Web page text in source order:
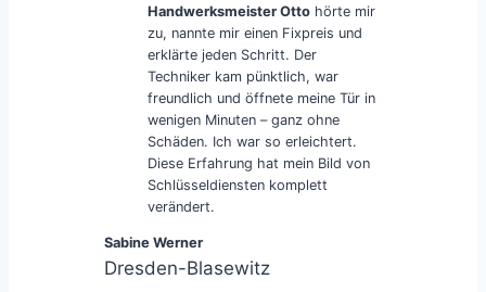
Handwerksmeister Otto hörte mir
zu, nannte mir einen Fixpreis und
erklärte jeden Schritt. Der
Techniker kam pünktlich, war
freundlich und öffnete meine Tür in
wenigen Minuten – ganz ohne
Schäden. Ich war so erleichtert.
Diese Erfahrung hat mein Bild von
Schlüsseldiensten komplett
verändert.
Sabine Werner
Dresden-Blasewitz